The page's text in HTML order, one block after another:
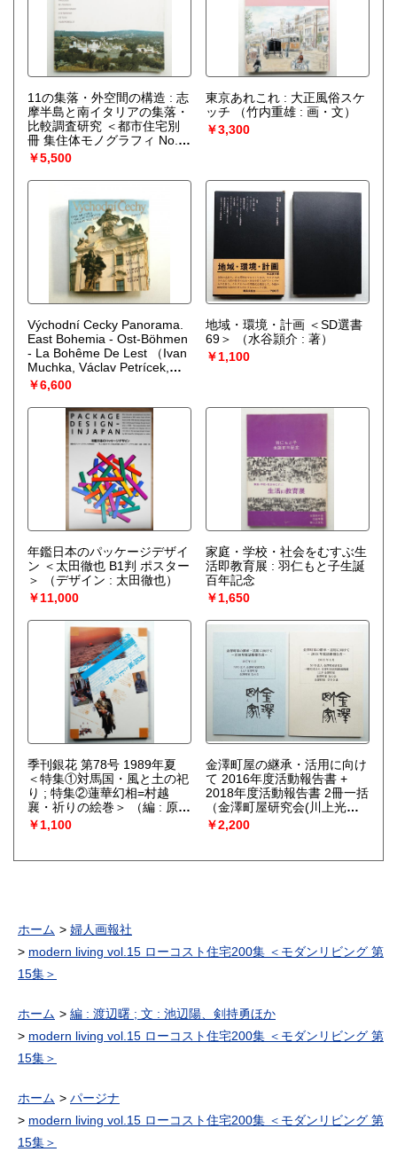
11の集落・外空間の構造 : 志
摩半島と南イタリアの集落・
比較調査研究 ＜都市住宅別
冊 集住体モノグラフィ No.1
＞ （森俊偉 : 著 ; 都市住宅編
集部 : 編）
￥5,500
東京あれこれ : 大正風俗スケ
ッチ
（竹内重雄 : 画・文）
￥3,300
Východní Cecky Panorama.
East Bohemia - Ost-Böhmen
- La Bohême De Lest
（Ivan
Muchka, Václav Petrícek,
Ladislav Neubert）
￥6,600
地域・環境・計画 ＜SD選書
69＞
（水谷頴介 : 著）
￥1,100
年鑑日本のパッケージデザイ
ン ＜太田徹也 B1判 ポスター
＞
（デザイン : 太田徹也）
￥11,000
家庭・学校・社会をむすぶ生
活即教育展 : 羽仁もと子生誕
百年記念
￥1,650
季刊銀花 第78号 1989年夏
＜特集①対馬国・風と土の祀
り ; 特集②蓮華幻相=村越
襄・祈りの絵巻＞
（編 : 原実
; 表紙構成 : 杉浦康平）
￥1,100
金澤町屋の継承・活用に向け
て 2016年度活動報告書 +
2018年度活動報告書 2冊一括
（金澤町屋研究会(川上光
彦)）
￥2,200
ホーム
婦人画報社
modern living vol.15 ローコスト住宅200集 ＜モダンリビング 第
15集＞
ホーム
編 : 渡辺曙 ; 文 : 池辺陽、剣持勇ほか
modern living vol.15 ローコスト住宅200集 ＜モダンリビング 第
15集＞
ホーム
パージナ
modern living vol.15 ローコスト住宅200集 ＜モダンリビング 第
15集＞